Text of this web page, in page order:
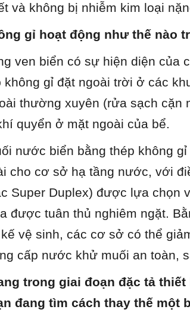
và không bị nhiễm kim loại
gỉ hoạt động như thế nào
ven biển có sự hiện diện của
không gỉ đặt ngoài trời ở các
thường xuyên (rửa sạch cặn
quyển ở mặt ngoài của bể.
nước biển bằng thép không
cho cơ sở hạ tầng nước, với
Super Duplex) được lựa chọn
được tuân thủ nghiêm ngặt.
vệ sinh, các cơ sở có thể
cấp nước khử muối an toàn,
trong giai đoạn đặc tả
đang tìm cách thay thế một